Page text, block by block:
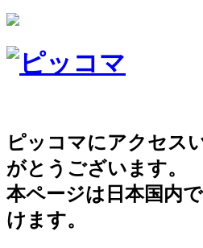
ピッコマにアクセス
がとうございます。
本ページは日本国内
けます。